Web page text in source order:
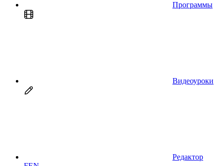
Программы
Видеоуроки
Редактор